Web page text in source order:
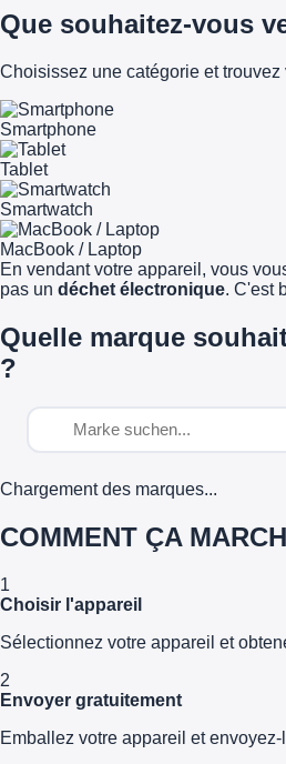
Que souhaitez-vous
Choisissez une catégorie et trouvez
Smartphone
Tablet
Smartwatch
MacBook / Laptop
En vendant votre appareil, vous
pas un déchet électronique. C'est
Quelle marque
?
Chargement des marques...
COMMENT ÇA
1
Choisir l'appareil
Sélectionnez votre appareil et
2
Envoyer gratuitement
Emballez votre appareil et